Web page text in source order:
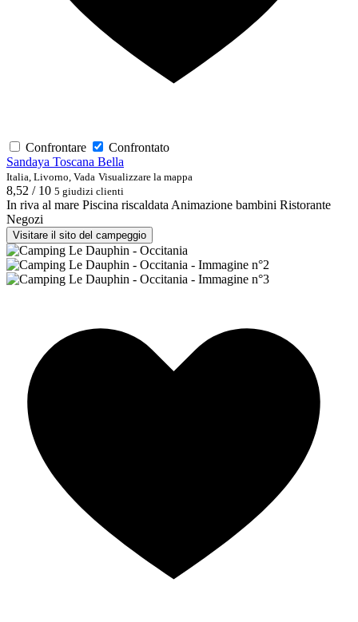
Confrontare
Confrontato
Sandaya Toscana Bella
Italia, Livorno, Vada Visualizzare la mappa
8,52 / 10 5 giudizi clienti
In riva al mare Piscina riscaldataAnimazione bambini Ristorante
Negozi
Visitare il sito del campeggio